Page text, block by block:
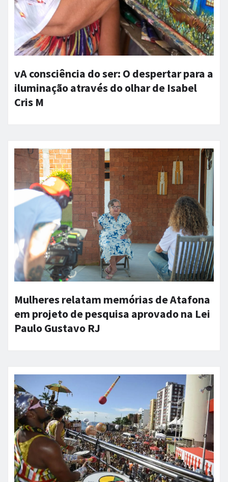
vA consciência do ser: O despertar para a
iluminação através do olhar de Isabel
Cris M
Mulheres relatam memórias de Atafona
em projeto de pesquisa aprovado na Lei
Paulo Gustavo RJ